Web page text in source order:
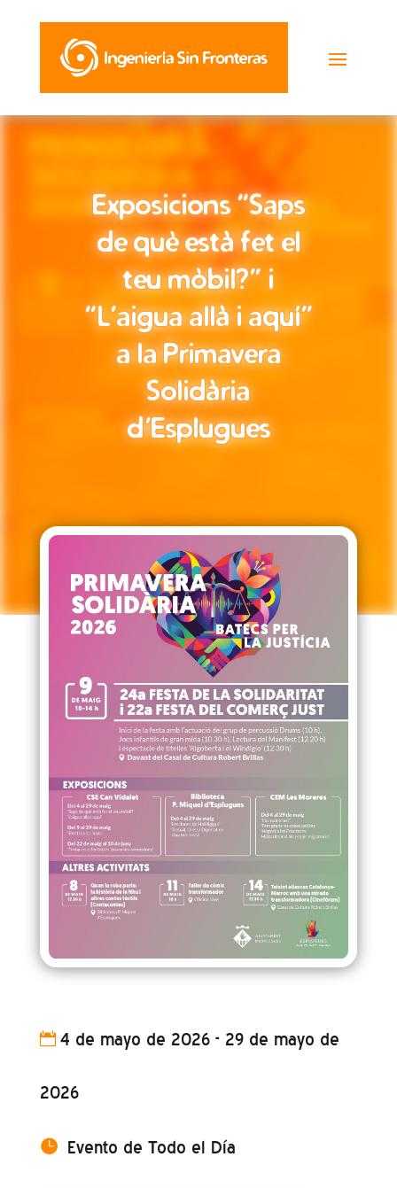
Exposicions “Saps
de què està fet el
teu mòbil?” i
“L’aigua allà i aquí”
a la Primavera
Solidària
d’Esplugues
Exposicions “Saps
de què està fet el
teu mòbil?” i
“L’aigua allà i aquí”
a la Primavera
Solidària
d’Esplugues
4 de mayo de 2026 - 29 de mayo de
2026
Evento de Todo el Día